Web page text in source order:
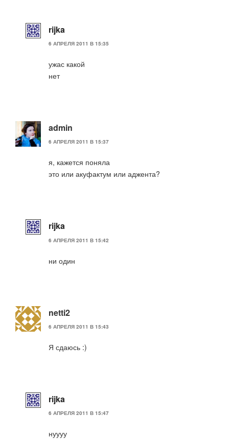
rijka
6 АПРЕЛЯ 2011 В 15:35
ужас какой
нет
admin
6 АПРЕЛЯ 2011 В 15:37
я, кажется поняла
это или акуфактум или аджента?
rijka
6 АПРЕЛЯ 2011 В 15:42
ни один
netti2
6 АПРЕЛЯ 2011 В 15:43
Я сдаюсь :)
rijka
6 АПРЕЛЯ 2011 В 15:47
нуууу